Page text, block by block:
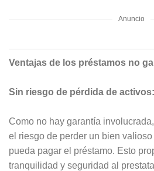
Anuncio
Ventajas de los préstamos no
Sin riesgo de pérdida de activos:
Como no hay garantía
el riesgo de perder un bien
pueda pagar el préstamo. Esto
tranquilidad y seguridad al